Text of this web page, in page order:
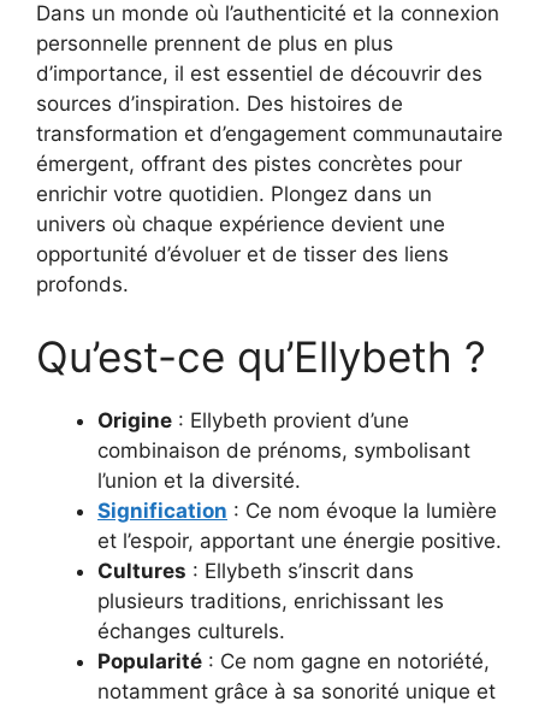
Dans un monde où l’authenticité et la connexion
personnelle prennent de plus en plus
d’importance, il est essentiel de découvrir des
sources d’inspiration. Des histoires de
transformation et d’engagement communautaire
émergent, offrant des pistes concrètes pour
enrichir votre quotidien. Plongez dans un
univers où chaque expérience devient une
opportunité d’évoluer et de tisser des liens
profonds.
Qu’est-ce qu’Ellybeth ?
Origine : Ellybeth provient d’une
combinaison de prénoms, symbolisant
l’union et la diversité.
Signification : Ce nom évoque la lumière
et l’espoir, apportant une énergie positive.
Cultures : Ellybeth s’inscrit dans
plusieurs traditions, enrichissant les
échanges culturels.
Popularité : Ce nom gagne en notoriété,
notamment grâce à sa sonorité unique et